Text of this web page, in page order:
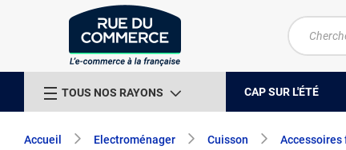
TOUS NOS RAYONS CAP SUR L'ÉTÉ
Accueil Electroménager Cuisson Accessoires